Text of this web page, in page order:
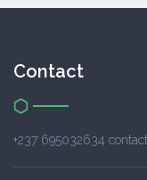
Contact
+237 695032634